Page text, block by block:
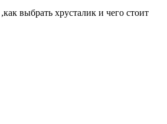
выбрать хрусталик и чего стоит